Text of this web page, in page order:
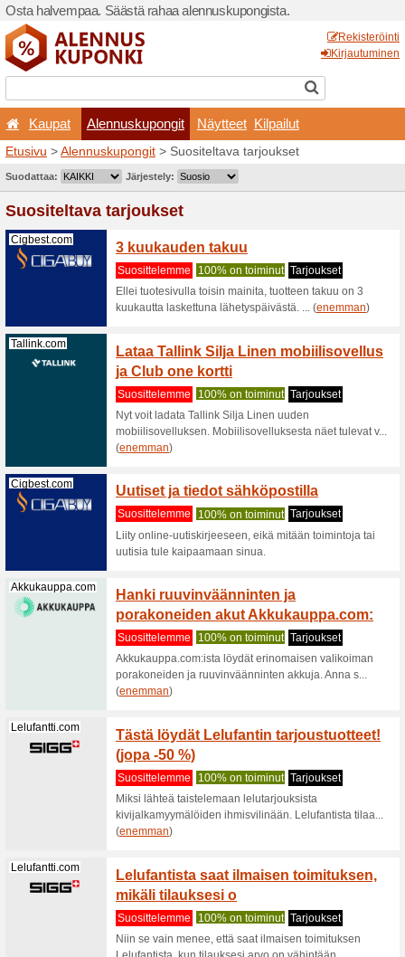
Osta halvempaa. Säästä
Kaupat
Etusivu>Alennuskupongit
Suodattaa:
Suositeltava
Cigbest.com 3
Ellei
Tallink.com
Lataa
ja